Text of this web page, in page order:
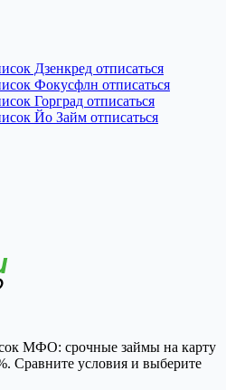
Дзенкред отписаться
Фокусфлн отписаться
Горград отписаться
Йо Займ отписаться
МФО: срочные займы на карту
Сравните условия и выберите